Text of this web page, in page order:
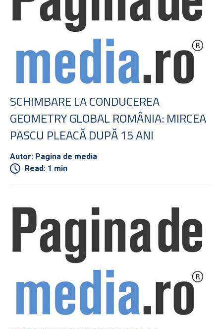
SCHIMBARE LA CONDUCEREA
GEOMETRY GLOBAL ROMÂNIA: MIRCEA
PASCU PLEACĂ DUPĂ 15 ANI
Autor: Pagina de media
Read: 1 min